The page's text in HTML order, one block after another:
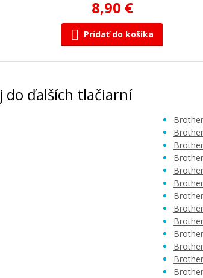
8,90 €
Pridať do košíka
do ďalších tlačiarní